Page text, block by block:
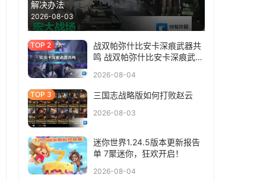
解决办法
2026-08-03
战双帕弥什比安卡深痕武器共
鸣 战双帕弥什比安卡深痕武器
2026-08-04
三国志战略版如何打败赵云
2026-08-03
迷你世界1.24.5版本更新报告
单 7聚迷你，狂欢开启！
2026-08-04